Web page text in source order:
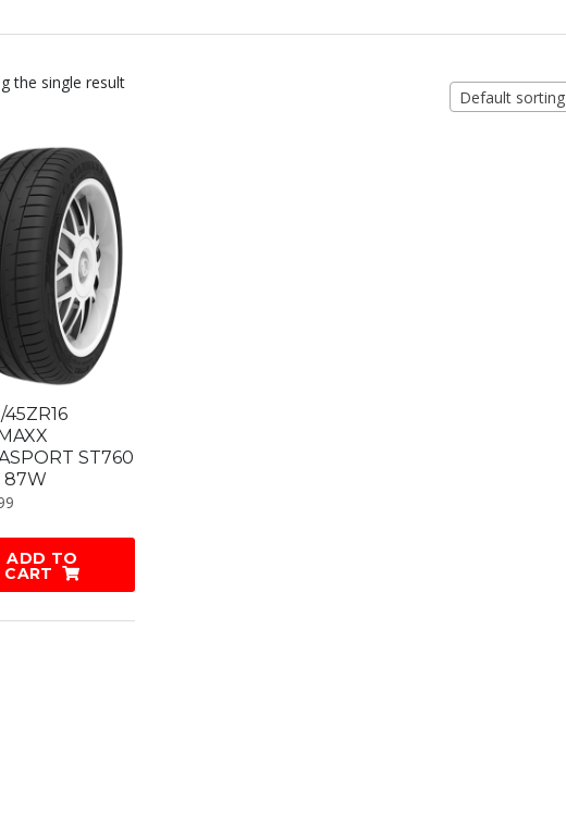
the single result
Default sorting
ST760
87W
ADD TO
CART